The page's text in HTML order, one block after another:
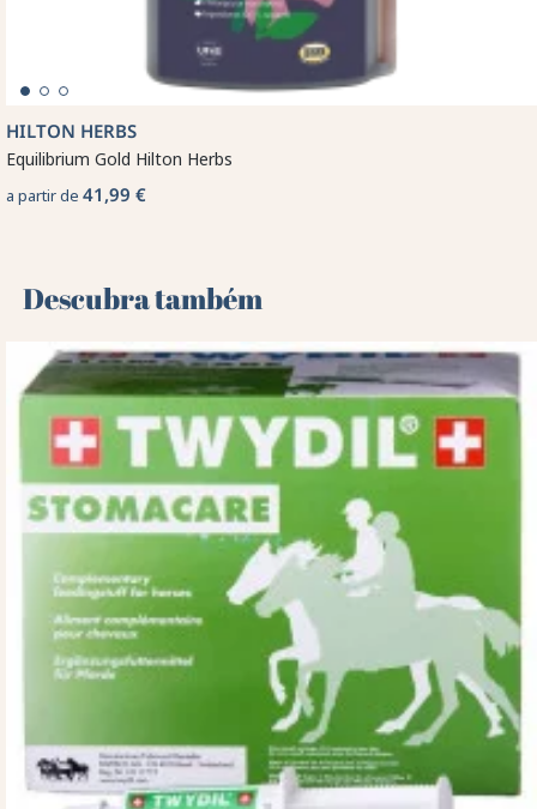
HILTON HERBS
Equilibrium Gold Hilton Herbs
a partir de 41,99 €
Descubra também 🌻